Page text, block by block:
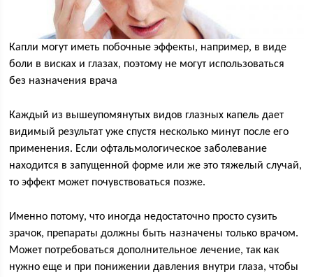
Капли могут иметь побочные эффекты, например, в виде
боли в висках и глазах, поэтому не могут использоваться
без назначения врача
Каждый из вышеупомянутых видов глазных капель дает
видимый результат уже спустя несколько минут после его
применения. Если офтальмологическое заболевание
находится в запущенной форме или же это тяжелый случай,
то эффект может почувствоваться позже.
Именно потому, что иногда недостаточно просто сузить
зрачок, препараты должны быть назначены только врачом.
Может потребоваться дополнительное лечение, так как
нужно еще и при понижении давления внутри глаза, чтобы